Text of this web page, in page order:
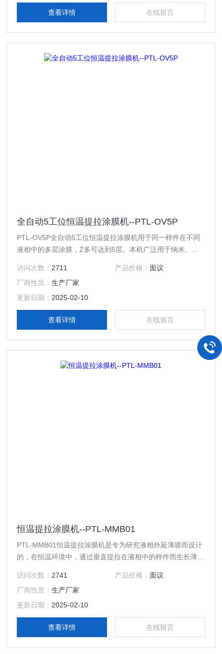
查看详情 在线留言
全自动5工位恒温提拉涂膜机--PTL-OV5P
PTL-OV5P全自动5工位恒温提拉涂膜机用于同一样件在不同
液相中的多层涂膜，Z多可达到5层。本机广泛用于纳米、化
想设备。
访问次数： 2711 产品价格： 面议
厂商性质：生产厂家
更新日期： 2025-02-10
查看详情 在线留言
恒温提拉涂膜机--PTL-MMB01
PTL-MMB01恒温提拉涂膜机是专为研究液相外延薄膜而设计
的，在恒温环境中，通过垂直提拉在液相中的样件而生长薄
访问次数： 2741 产品价格： 面议
厂商性质：生产厂家
更新日期： 2025-02-10
查看详情 在线留言